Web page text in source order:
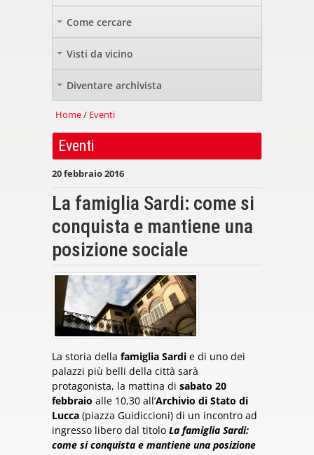
Come cercare
Visti da vicino
Diventare archivista
Home/ Eventi
Eventi
20 febbraio 2016
La famiglia Sardi: come si
conquista e mantiene una
posizione sociale
La storia della famiglia Sardi e di uno dei
palazzi più belli della città sarà
protagonista, la mattina di sabato 20
febbraio alle 10,30 all’Archivio di Stato di
Lucca (piazza Guidiccioni) di un incontro ad
ingresso libero dal titolo La famiglia Sardi:
come si conquista e mantiene una posizione